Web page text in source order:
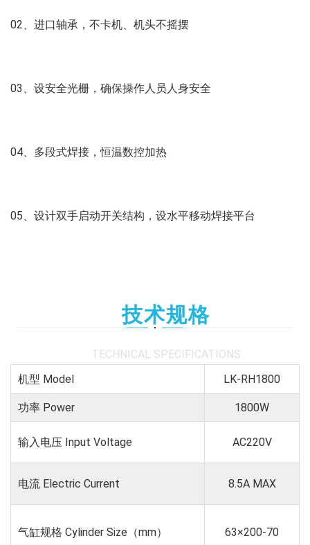
02、进口轴承，不卡机、机头不摇摆
03、设安全光栅，确保操作人员人身安全
04、多段式焊接，恒温数控加热
05、设计双手启动开关结构，设水平移动焊接平台
技术规格
TECHNICAL SPECIFICATIONS
机型 Model
LK-RH1800
功率 Power 1800W
输⼊电压 Input Voltage AC220V
电流 Electric Current 8.5A MAX
⽓缸规格 Cylinder Size（mm） 63×200-70